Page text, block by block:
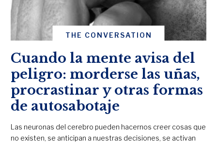
THE CONVERSATION
Cuando la mente avisa del
peligro: morderse las uñas,
procrastinar y otras formas
de autosabotaje
Las neuronas del cerebro pueden hacernos creer cosas que
no existen, se anticipan a nuestras decisiones, se activan